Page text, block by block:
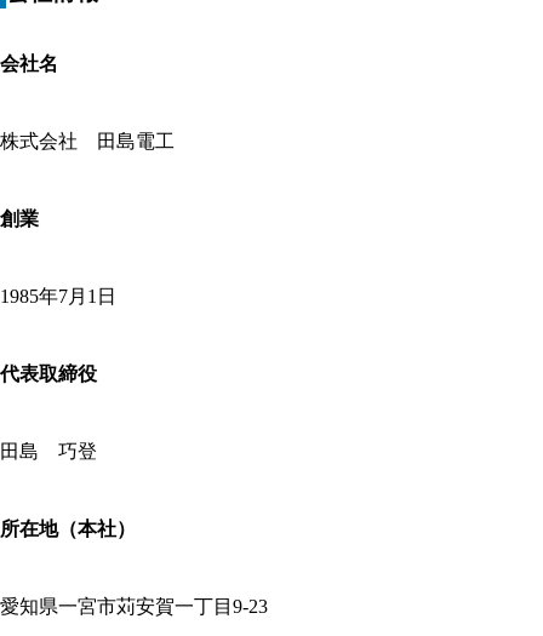
会社名
株式会社 田島電工
創業
1985年7月1日
代表取締役
田島 巧登
所在地（本社）
愛知県一宮市苅安賀一丁目9-23